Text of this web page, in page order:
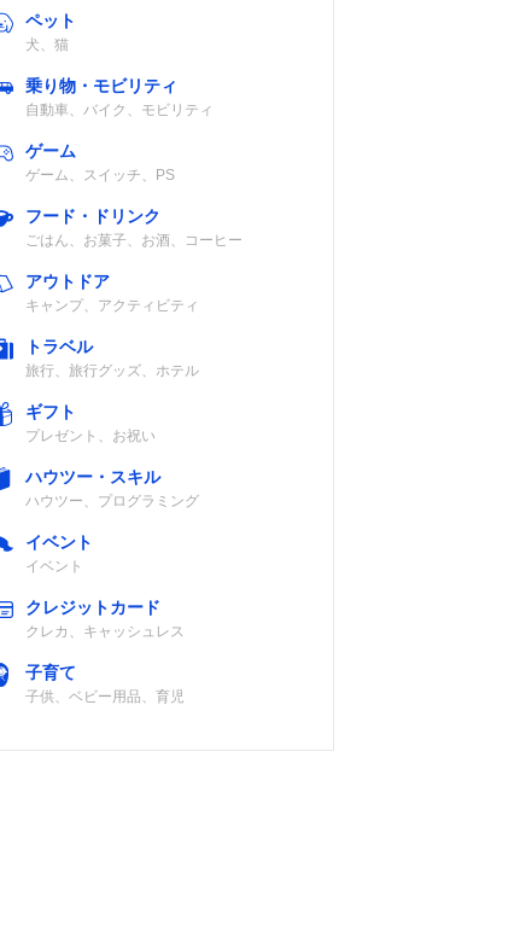
マイコン
段階圧力機構
ペット
犬、猫
乗り物・モビリティ
自動車、バイク、モビリティ
ゲーム
ゲーム、スイッチ、PS
フード・ドリンク
ごはん、お菓子、お酒、コーヒー
アウトドア
キャンプ、アクティビティ
トラベル
旅行、旅行グッズ、ホテル
ギフト
プレゼント、お祝い
ハウツー・スキル
ハウツー、プログラミング
イベント
イベント
クレジットカード
クレカ、キャッシュレス
子育て
子供、ベビー用品、育児